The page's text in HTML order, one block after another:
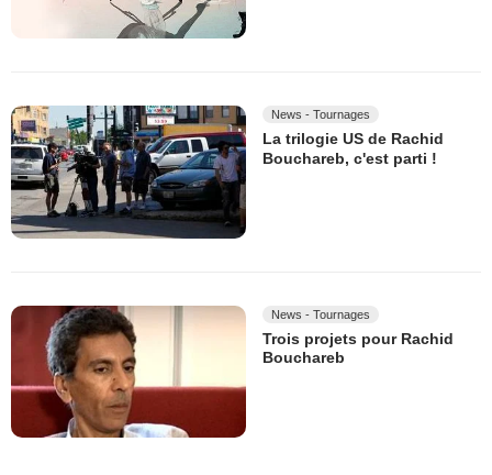
News - Tournages
La trilogie US de Rachid
Bouchareb, c'est parti !
News - Tournages
Trois projets pour Rachid
Bouchareb